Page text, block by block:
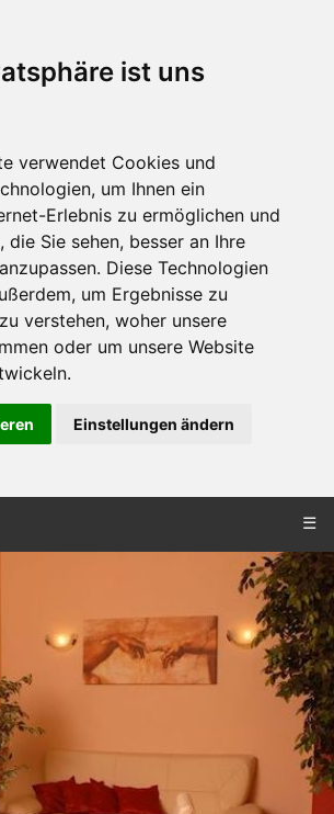
ist uns
verwendet Cookies und
um Ihnen ein
Erlebnis zu ermöglichen und
die Sie sehen, besser an Ihre
Diese Technologien
um Ergebnisse zu
verstehen, woher unsere
oder um unsere Website
Einstellungen ändern
☰